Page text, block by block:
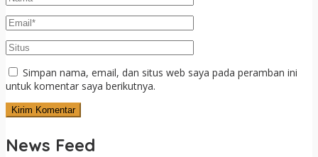
Simpan nama, email, dan situs web saya pada peramban ini
untuk komentar saya berikutnya.
News Feed